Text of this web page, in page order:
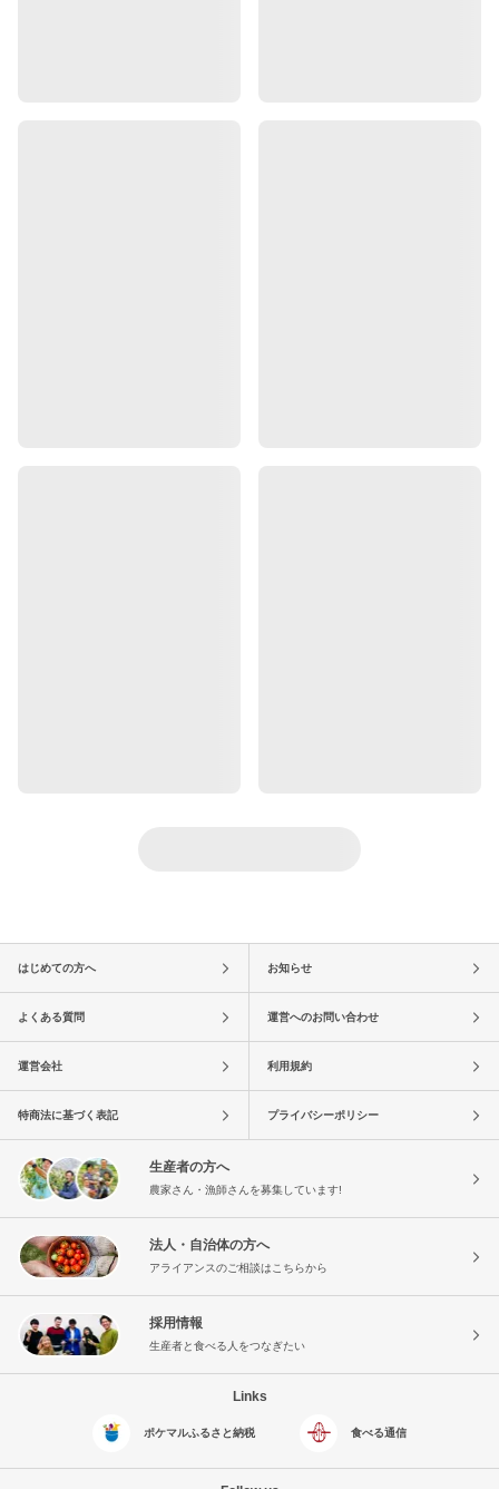
はじめての方へ お知らせ
よくある質問 運営へのお問い合わせ
運営会社 利用規約
特商法に基づく表記 プライバシーポリシー
生産者の方へ
農家さん・漁師さんを募集しています!
法人・自治体の方へ
アライアンスのご相談はこちらから
採用情報
生産者と食べる人をつなぎたい
Links
ポケマルふるさと納税 食べる通信